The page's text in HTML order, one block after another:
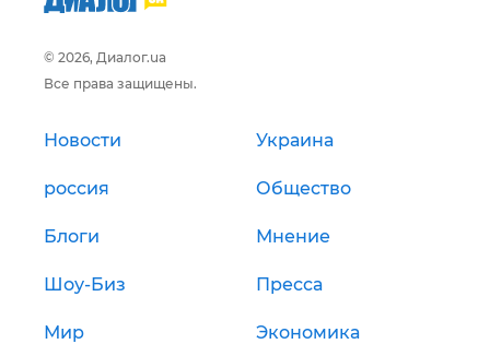
© 2026, Диалог.ua
Все права защищены.
Новости Украина
россия Общество
Блоги Мнение
Шоу-Биз Пресса
Мир Экономика